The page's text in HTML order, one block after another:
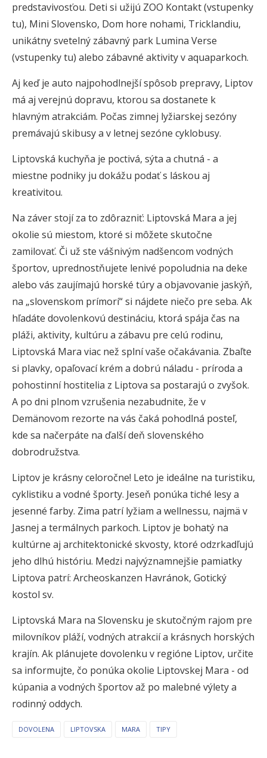
predstavivosťou. Deti si užijú ZOO Kontakt (vstupenky
tu), Mini Slovensko, Dom hore nohami, Tricklandiu,
unikátny svetelný zábavný park Lumina Verse
(vstupenky tu) alebo zábavné aktivity v aquaparkoch.
Aj keď je auto najpohodlnejší spôsob prepravy, Liptov
má aj verejnú dopravu, ktorou sa dostanete k
hlavným atrakciám. Počas zimnej lyžiarskej sezóny
premávajú skibusy a v letnej sezóne cyklobusy.
Liptovská kuchyňa je poctivá, sýta a chutná - a
miestne podniky ju dokážu podať s láskou aj
kreativitou.
Na záver stojí za to zdôrazniť: Liptovská Mara a jej
okolie sú miestom, ktoré si môžete skutočne
zamilovať. Či už ste vášnivým nadšencom vodných
športov, uprednostňujete lenivé popoludnia na deke
alebo vás zaujímajú horské túry a objavovanie jaskýň,
na „slovenskom prímorí“ si nájdete niečo pre seba. Ak
hľadáte dovolenkovú destináciu, ktorá spája čas na
pláži, aktivity, kultúru a zábavu pre celú rodinu,
Liptovská Mara viac než splní vaše očakávania. Zbaľte
si plavky, opaľovací krém a dobrú náladu - príroda a
pohostinní hostitelia z Liptova sa postarajú o zvyšok.
A po dni plnom vzrušenia nezabudnite, že v
Demänovom rezorte na vás čaká pohodlná posteľ,
kde sa načerpáte na ďalší deň slovenského
dobrodružstva.
Liptov je krásny celoročne! Leto je ideálne na turistiku,
cyklistiku a vodné športy. Jeseň ponúka tiché lesy a
jesenné farby. Zima patrí lyžiam a wellnessu, najmä v
Jasnej a termálnych parkoch. Liptov je bohatý na
kultúrne aj architektonické skvosty, ktoré odzrkadľujú
jeho dlhú históriu. Medzi najvýznamnejšie pamiatky
Liptova patrí: Archeoskanzen Havránok, Gotický
kostol sv.
Liptovská Mara na Slovensku je skutočným rajom pre
milovníkov pláží, vodných atrakcií a krásnych horských
krajín. Ak plánujete dovolenku v regióne Liptov, určite
sa informujte, čo ponúka okolie Liptovskej Mara - od
kúpania a vodných športov až po malebné výlety a
rodinný oddych.
DOVOLENA LIPTOVSKA MARA TIPY